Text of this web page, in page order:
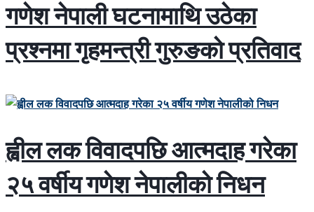
गणेश नेपाली घटनामाथि उठेका
प्रश्नमा गृहमन्त्री गुरुङको प्रतिवाद
ह्वील लक विवादपछि आत्मदाह गरेका
२५ वर्षीय गणेश नेपालीको निधन